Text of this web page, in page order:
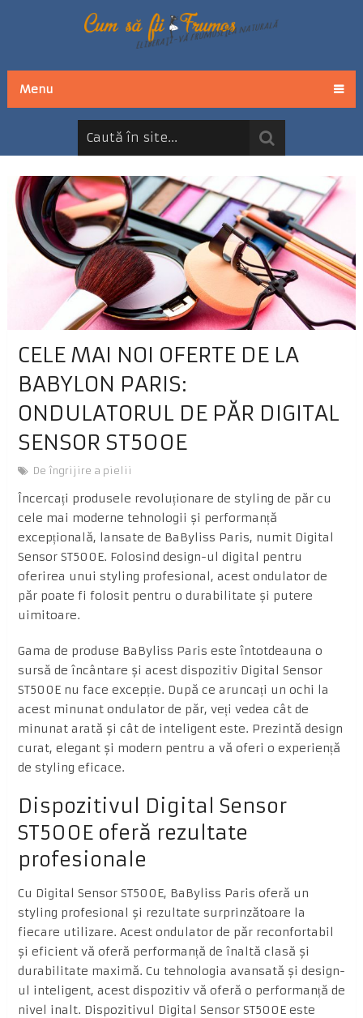
Menu
CELE MAI NOI OFERTE DE LA
BABYLON PARIS:
ONDULATORUL DE PĂR DIGITAL
SENSOR ST500E
De îngrijire a pielii
Încercați produsele revoluționare de styling de păr cu
cele mai moderne tehnologii și performanță
excepțională, lansate de BaByliss Paris, numit Digital
Sensor ST500E. Folosind design-ul digital pentru
oferirea unui styling profesional, acest ondulator de
păr poate fi folosit pentru o durabilitate și putere
uimitoare.
Gama de produse BaByliss Paris este întotdeauna o
sursă de încântare și acest dispozitiv Digital Sensor
ST500E nu face excepție. După ce aruncați un ochi la
acest minunat ondulator de păr, veți vedea cât de
minunat arată și cât de inteligent este. Prezintă design
curat, elegant și modern pentru a vă oferi o experiență
de styling eficace.
Dispozitivul Digital Sensor
ST500E oferă rezultate
profesionale
Cu Digital Sensor ST500E, BaByliss Paris oferă un
styling profesional și rezultate surprinzătoare la
fiecare utilizare. Acest ondulator de păr reconfortabil
și eficient vă oferă performanță de înaltă clasă și
durabilitate maximă. Cu tehnologia avansată și design-
ul inteligent, acest dispozitiv vă oferă o performanță de
nivel inalt. Dispozitivul Digital Sensor ST500E este